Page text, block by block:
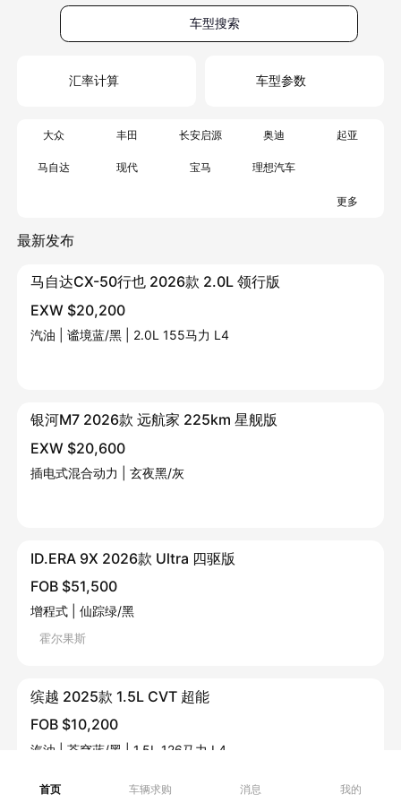
车型搜索
汇率计算 车型参数
大众 丰田 长安启源 奥迪 起亚
马自达 现代 宝马 理想汽车
最新发布
马自达CX-50行也 2026款 2.0L 领行版
EXW $20,200
汽油 | 谧境蓝/黑 | 2.0L 155马力 L4
插电式混合动力 | 玄夜黑/灰
FOB $51,500
增程式 | 仙踪绿/黑
霍尔果斯
FOB $10,200
汽油 | 苍穹蓝/黑 | 1.5L 126马力 L4
霍尔果斯
首页 车辆求购 消息 我的